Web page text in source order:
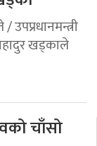
खड्काले
चाँसो